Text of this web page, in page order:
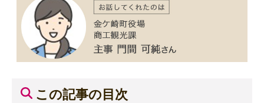
この記事の目次